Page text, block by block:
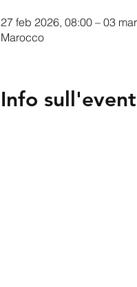
27 feb 2026, 08:00 – 03
Marocco
Info